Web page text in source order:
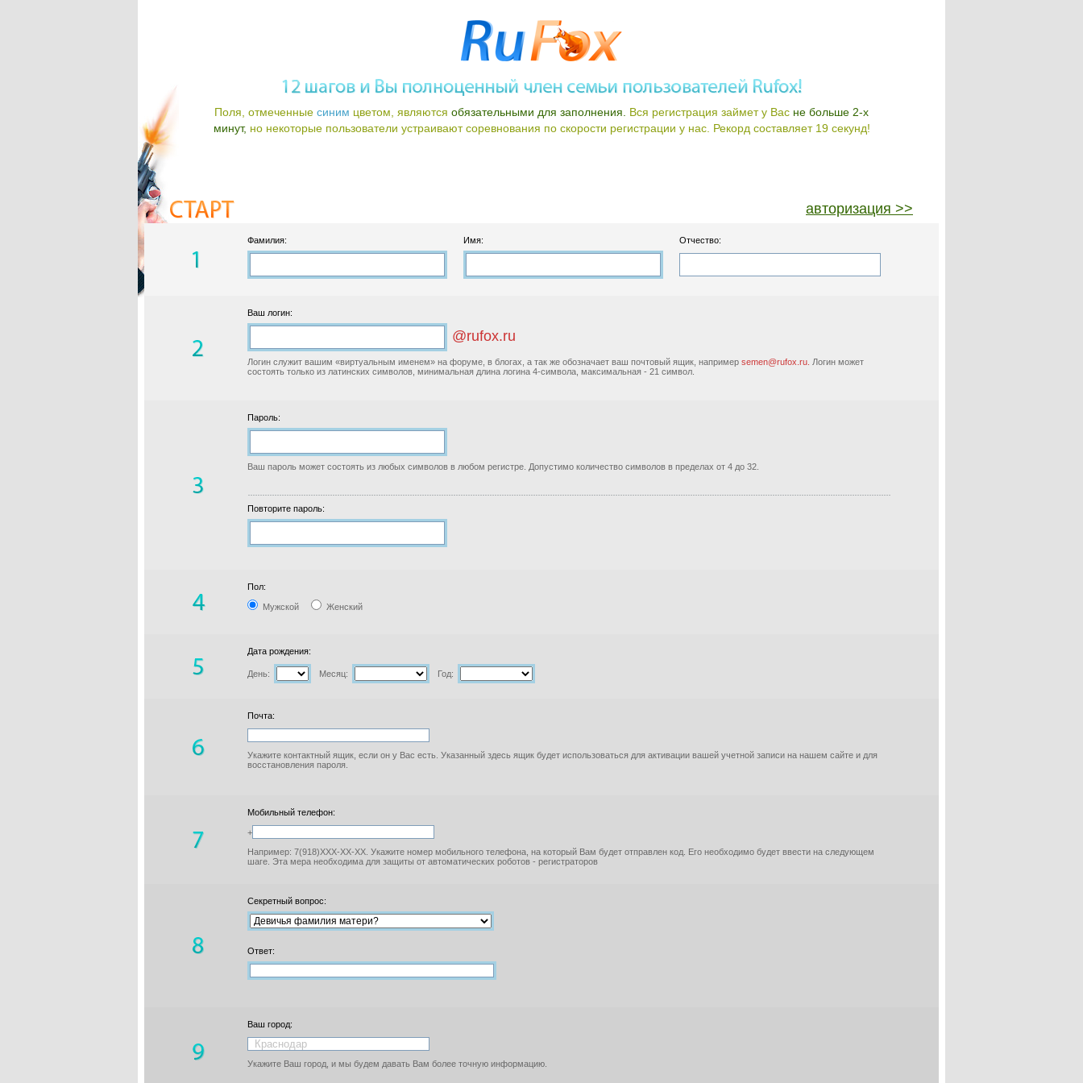
Поля, отмеченные синим цветом, являются обязательными для заполнения. Вся регистрация займет у Вас не больше 2-х
минут, но некоторые пользователи устраивают соревнования по скорости регистрации у нас. Рекорд составляет 19 секунд!
авторизация >>
Фамилия: Имя: Отчество:
Ваш логин:
@rufox.ru
Логин служит вашим «виртуальным именем» на форуме, в блогах, а так же обозначает ваш почтовый ящик, например semen@rufox.ru. Логин может
состоять только из латинских символов, минимальная длина логина 4-символа, максимальная - 21 символ.
Пароль:
Ваш пароль может состоять из любых символов в любом регистре. Допустимо количество символов в пределах от 4 до 32.
Повторите пароль:
Пол:
Мужской Женский
Дата рождения:
День: Месяц: Год:
Почта:
Укажите контактный ящик, если он у Вас есть. Указанный здесь ящик будет использоваться для активации вашей учетной записи на нашем сайте и для
восстановления пароля.
Мобильный телефон:
+
Например: 7(918)XXX-XX-XX. Укажите номер мобильного телефона, на который Вам будет отправлен код. Его необходимо будет ввести на следующем
шаге. Эта мера необходима для защиты от автоматических роботов - регистраторов
Секретный вопрос:
Ответ:
Ваш город:
Укажите Ваш город, и мы будем давать Вам более точную информацию.